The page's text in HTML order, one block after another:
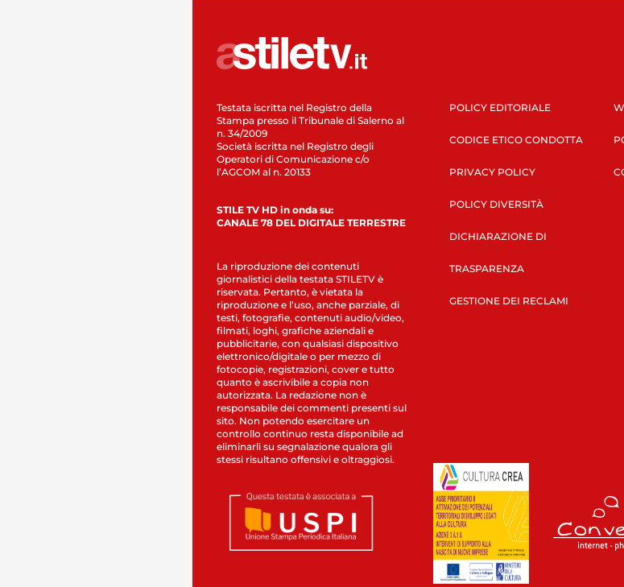
Testata iscritta nel Registro della
Stampa presso il Tribunale di Salerno al
n. 34/2009
Società iscritta nel Registro degli
Operatori di Comunicazione c/o
l’AGCOM al n. 20133
STILE TV HD in onda su:
CANALE 78 DEL DIGITALE TERRESTRE
La riproduzione dei contenuti
giornalistici della testata STILETV è
riservata. Pertanto, è vietata la
riproduzione e l’uso, anche parziale, di
testi, fotografie, contenuti audio/video,
filmati, loghi, grafiche aziendali e
pubblicitarie, con qualsiasi dispositivo
elettronico/digitale o per mezzo di
fotocopie, registrazioni, cover e tutto
quanto è ascrivibile a copia non
autorizzata. La redazione non è
responsabile dei commenti presenti sul
sito. Non potendo esercitare un
controllo continuo resta disponibile ad
eliminarli su segnalazione qualora gli
stessi risultano offensivi e oltraggiosi.
POLICY EDITORIALE
CODICE ETICO CONDOTTA
PRIVACY POLICY
POLICY DIVERSITÀ
DICHIARAZIONE DI
TRASPARENZA
GESTIONE DEI RECLAMI